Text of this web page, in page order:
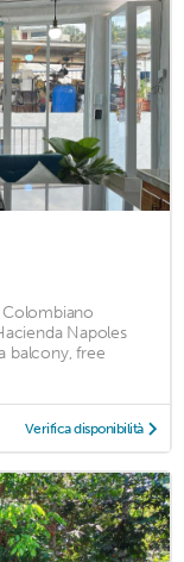
Colombiano
Napoles
balcony, free
Verifica disponibilità